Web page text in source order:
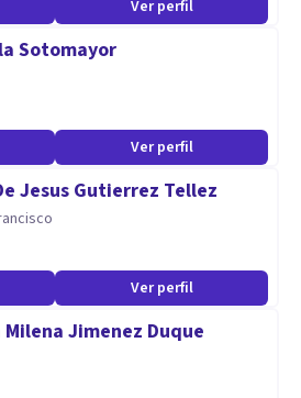
Ver perfil
Sotomayor
Ver perfil
Jesus Gutierrez Tellez
Ver perfil
Milena Jimenez Duque